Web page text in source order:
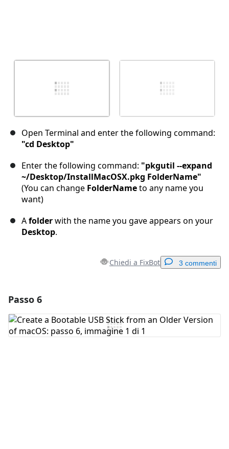
Open Terminal and enter the following command:
"cd Desktop"
Enter the following command: "pkgutil --expand
~/Desktop/InstallMacOSX.pkg FolderName"
(You can change FolderNameto any name you
want)
Afolderwith the name you gave appears on your
Desktop.
Chiedi a FixBot 3 commenti
Aggiungi Commento
Passo 6